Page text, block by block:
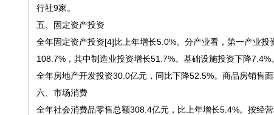
行社9家。
五、固定资产投资
全年固定资产投资[4]比上年增长5.0%。分产业看，第一产业
108.7%，其中制造业投资增长51.7%。基础设施投资下降7.4%
全年房地产开发投资30.0亿元，同比下降52.5%。商品房销售
六、市场消费
全年社会消费品零售总额308.4亿元，比上年增长5.4%。按经